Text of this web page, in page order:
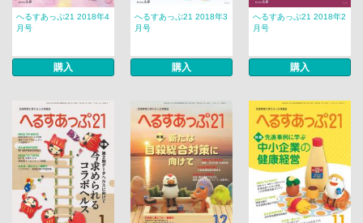
へるすあっぷ21 2018年4
月号
購入
へるすあっぷ21 2018年3
月号
購入
へるすあっぷ21 2018年2
月号
購入